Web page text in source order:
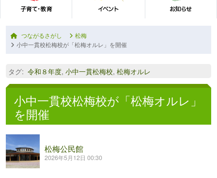
つながるさがし
松梅
小中一貫校松梅校が「松梅オルレ」を開催
タグ: 令和８年度, 小中一貫松梅校, 松梅オルレ
小中一貫校松梅校が「松梅オルレ」
を開催
松梅公民館
2026年5月12日 00:30